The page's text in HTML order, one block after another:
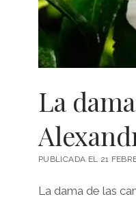
La
PUBLICADA EL 21
La dama de las